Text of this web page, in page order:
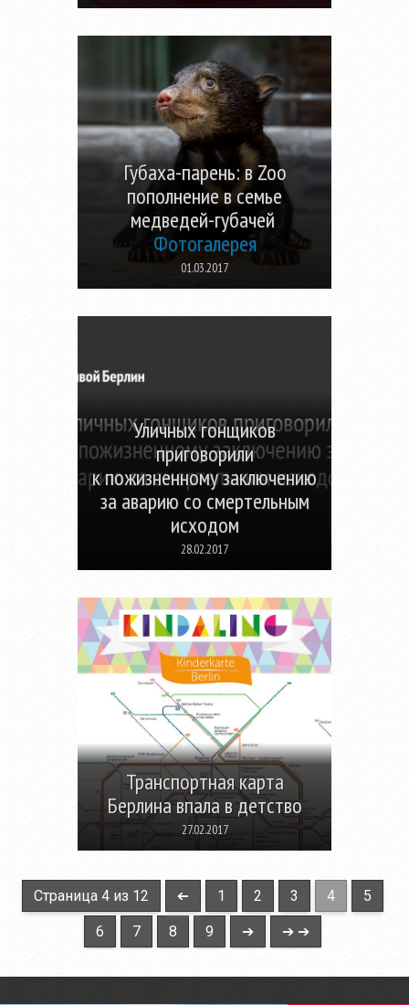
Губаха-парень: в Zoo
пополнение в семье
медведей-губачей
Фотогалерея
01.03.2017
Уличных гонщиков
приговорили
к пожизненному заключению
за аварию со смертельным
исходом
28.02.2017
Транспортная карта
Берлина впала в детство
27.02.2017
Страница 4 из 12 ➔ 1 2 3 4 5
6 7 8 9 ➔ ➔ ➔